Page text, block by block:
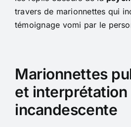
travers de marionnettes qui
témoignage vomi par le
Marionnettes
et interprétation
incandescente